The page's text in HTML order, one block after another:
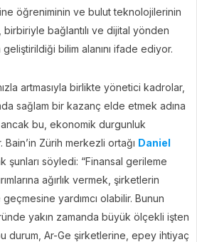
öğreniminin ve bulut teknolojilerinin
birbiriyle bağlantılı ve dijital yönden
bilim alanını ifade ediyor.
artmasıyla birlikte yönetici kadrolar,
sağlam bir kazanç elde etmek adına
ancak bu, ekonomik durgunluk
Zürih merkezli ortağı Daniel
şunları söyledi: “Finansal gerileme
ağırlık vermek, şirketlerin
yardımcı olabilir. Bunun
yakın zamanda büyük ölçekli işten
durum, Ar-Ge şirketlerine, epey ihtiyaç